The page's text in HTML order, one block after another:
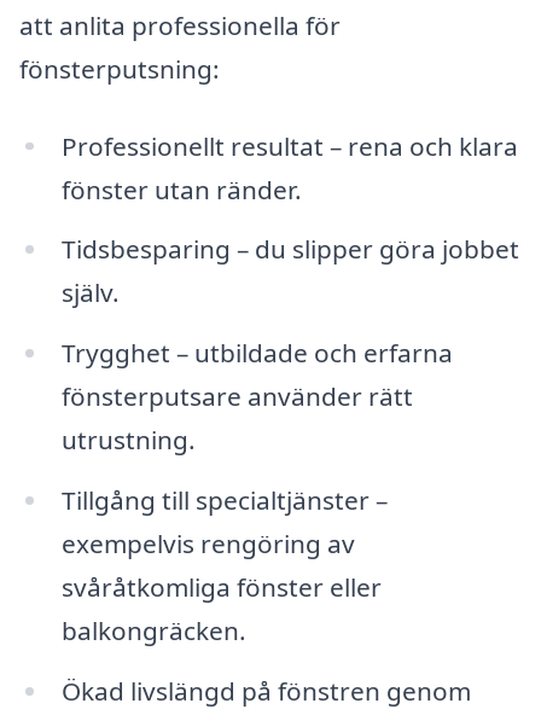
att anlita professionella för
fönsterputsning:
Professionellt resultat – rena och klara
fönster utan ränder.
Tidsbesparing – du slipper göra jobbet
själv.
Trygghet – utbildade och erfarna
fönsterputsare använder rätt
utrustning.
Tillgång till specialtjänster –
exempelvis rengöring av
svåråtkomliga fönster eller
balkongräcken.
Ökad livslängd på fönstren genom